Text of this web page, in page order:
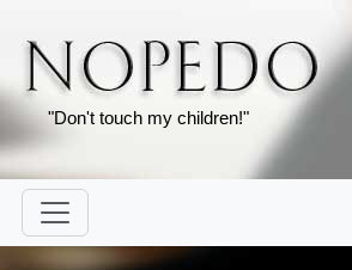
"Don't touch my children!"